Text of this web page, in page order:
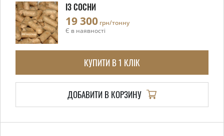
ІЗ СОСНИ
19 300 грн/тонну
Є в наявності
КУПИТИ В 1 КЛІК
ДОБАВИТИ В КОРЗИНУ